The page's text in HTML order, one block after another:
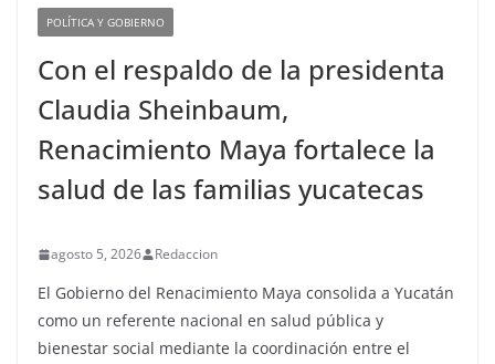
POLÍTICA Y GOBIERNO
Con el respaldo de la presidenta
Claudia Sheinbaum,
Renacimiento Maya fortalece la
salud de las familias yucatecas
agosto 5, 2026 Redaccion
El Gobierno del Renacimiento Maya consolida a Yucatán
como un referente nacional en salud pública y
bienestar social mediante la coordinación entre el